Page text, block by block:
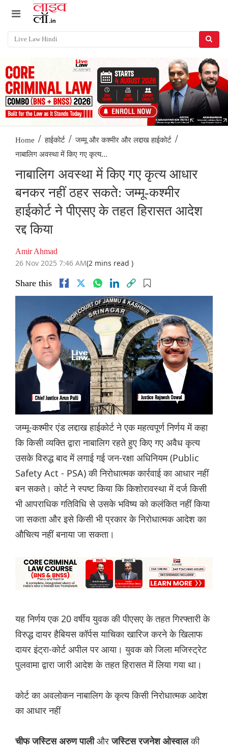
Home / हाईकोर्ट / जम्मू और कश्मीर और लद्दाख हाईकोर्ट /
नाबालिग अवस्था में किए गए कृत्य...
नाबालिग अवस्था में किए गए कृत्य आधार
बनकर नहीं ठहर सकते: जम्मू-कश्मीर
हाईकोर्ट ने पीएसए के तहत हिरासत आदेश
रद्द किया
Amir Ahmad
26 Nov 2025 7:46 AM(2 mins read )
Share this
जम्मू-कश्मीर एंड लद्दाख हाईकोर्ट ने एक महत्वपूर्ण निर्णय में कहा
कि किसी व्यक्ति द्वारा नाबालिग रहते हुए किए गए अवैध कृत्य
उसके विरुद्ध बाद में लगाई गई जन-रक्षा अधिनियम (Public
Safety Act - PSA) की निरोधात्मक कार्रवाई का आधार नहीं
बन सकते। कोर्ट ने स्पष्ट किया कि किशोरावस्था में दर्ज किसी
भी आपराधिक गतिविधि से उसके भविष्य को कलंकित नहीं किया
जा सकता और इसे किसी भी प्रकार के निरोधात्मक आदेश का
औचित्य नहीं बनाया जा सकता।
यह निर्णय एक 20 वर्षीय युवक की पीएसए के तहत गिरफ्तारी के
विरुद्ध दायर हैबियस कॉर्पस याचिका खारिज करने के खिलाफ
दायर इंट्रा-कोर्ट अपील पर आया। युवक को जिला मजिस्ट्रेट
पुलवामा द्वारा जारी आदेश के तहत हिरासत में लिया गया था।
कोर्ट का अवलोकन नाबालिग के कृत्य किसी निरोधात्मक आदेश
का आधार नहीं
चीफ जस्टिस अरुण पालीऔरजस्टिस रजनेश ओस्वालकी